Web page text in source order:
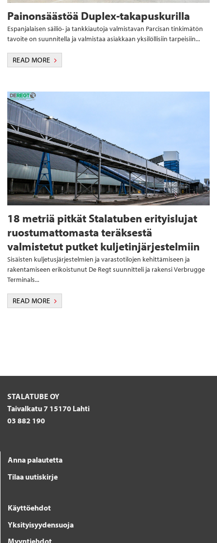
Painonsäästöä Duplex-takapuskurilla
Espanjalaisen säiliö- ja tankkiautoja valmistavan Parcisan tinkimätön
tavoite on suunnitella ja valmistaa asiakkaan yksilöllisiin tarpeisiin...
READ MORE
18 metriä pitkät Stalatuben erityislujat
ruostumattomasta teräksestä
valmistetut putket kuljetinjärjestelmiin
Sisäisten kuljetusjärjestelmien ja varastotilojen kehittämiseen ja
rakentamiseen erikoistunut De Regt suunnitteli ja rakensi Verbrugge
Terminals...
READ MORE
STALATUBE OY
Taivalkatu 7 15170 Lahti
03 882 190
Anna palautetta
Tilaa uutiskirje
Käyttöehdot
Yksityisyydensuoja